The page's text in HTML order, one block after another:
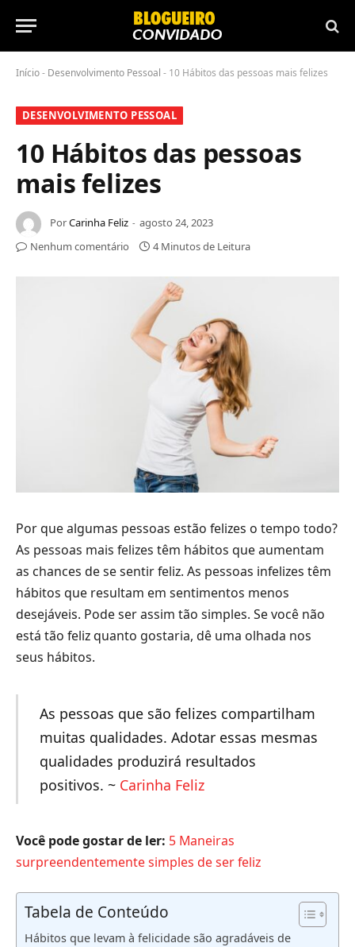
Início- Desenvolvimento Pessoal - 10 Hábitos das pessoas mais felizes
DESENVOLVIMENTO PESSOAL
10 Hábitos das pessoas
mais felizes
PorCarinha Feliz
agosto 24, 2023
Nenhum comentário
4 Minutos de Leitura
Por que algumas pessoas estão felizes o tempo todo?
As pessoas mais felizes têm hábitos que aumentam
as chances de se sentir feliz. As pessoas infelizes têm
hábitos que resultam em sentimentos menos
desejáveis. Pode ser assim tão simples. Se você não
está tão feliz quanto gostaria, dê uma olhada nos
seus hábitos.
As pessoas que são felizes compartilham
muitas qualidades. Adotar essas mesmas
qualidades produzirá resultados
positivos. ~ Carinha Feliz
Você pode gostar de ler: 5 Maneiras
surpreendentemente simples de ser feliz
Tabela de Conteúdo
Hábitos que levam à felicidade são agradáveis ​​de